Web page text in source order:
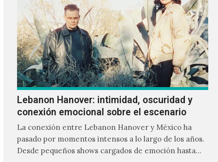
Lebanon Hanover: intimidad, oscuridad y
conexión emocional sobre el escenario
La conexión entre Lebanon Hanover y México ha
pasado por momentos intensos a lo largo de los años.
Desde pequeños shows cargados de emoción hasta